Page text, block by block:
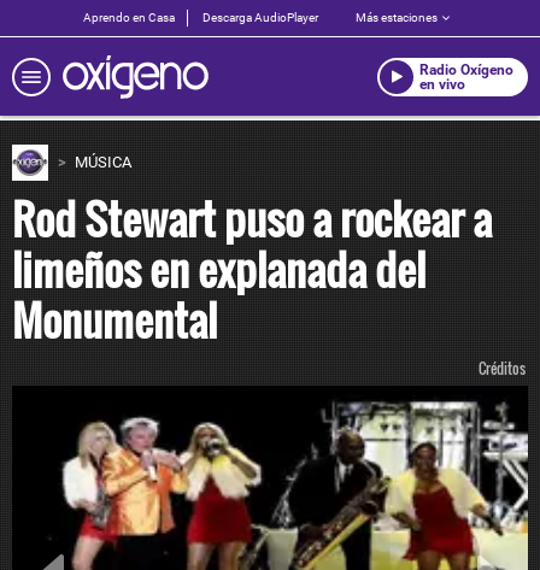
Aprendo en Casa Descarga AudioPlayer Más estaciones
Radio Oxígeno
en vivo
MÚSICA
Rod Stewart puso a rockear a
limeños en explanada del
Monumental
Créditos